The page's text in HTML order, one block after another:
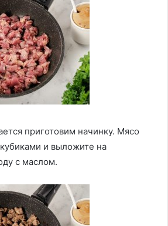
приготовим начинку. Мясо
и выложите на
с маслом.